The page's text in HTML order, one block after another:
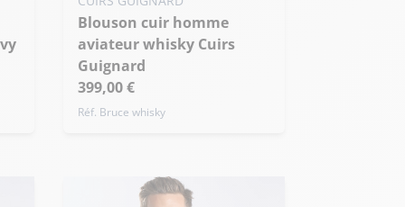
Blouson cuir homme
aviateur whisky Cuirs
Guignard
399,00 €
Réf. Bruce whisky